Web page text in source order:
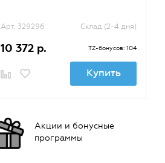
Арт. 329296 Склад (2-4 дня)
10 372 р. TZ-бонусов: 104
Купить
Акции и бонусные
программы